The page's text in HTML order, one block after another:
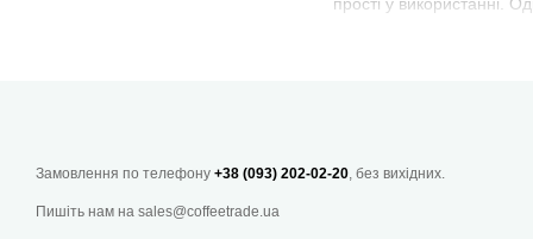
На ринку існує безліч
щоб вибрати надійний та
Як вибрати
Замовлення по телефону +38 (093) 202-02-20, без вихідних.
Пишіть нам на sales@coffeetrade.ua